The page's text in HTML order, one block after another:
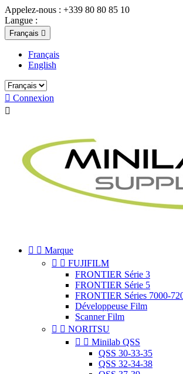
Appelez-nous : +339 80 80 85 10
Langue :
Français 
Français
English
 Connexion

  Marque
  FUJIFILM
FRONTIER Série 3
FRONTIER Série 5
FRONTIER Séries 7000-
Développeuse Film
Scanner Film
  NORITSU
  Minilab QSS
QSS 30-33-35
QSS 32-34-38